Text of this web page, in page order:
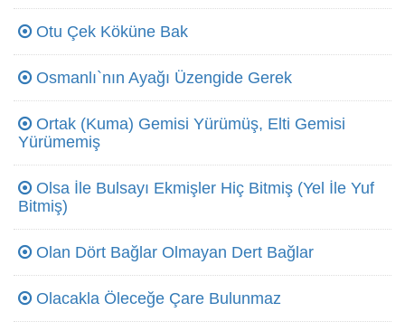
Otu Çek Köküne Bak
Osmanlı`nın Ayağı Üzengide Gerek
Ortak (Kuma) Gemisi Yürümüş, Elti Gemisi
Yürümemiş
Olsa İle Bulsayı Ekmişler Hiç Bitmiş (Yel İle Yuf
Bitmiş)
Olan Dört Bağlar Olmayan Dert Bağlar
Olacakla Öleceğe Çare Bulunmaz